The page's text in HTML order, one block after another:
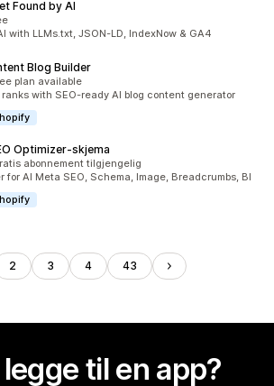
Found by AI
with LLMs.txt, JSON-LD, IndexNow & GA4
Blog Builder
plan available
with SEO-ready AI blog content generator
Optimizer‑skjema
abonnement tilgjengelig
for AI Meta SEO, Schema, Image, Breadcrumbs, Bl
2 3 4 43
til en app?